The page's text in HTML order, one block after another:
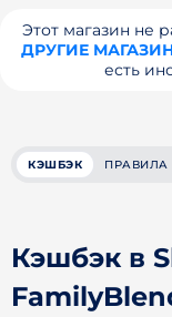
Этот магазин не
ДРУГИЕ
есть
КЭШБЭК ПРАВИЛА
Кэшбэк в